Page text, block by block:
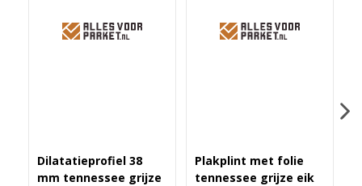
Dilatatieprofiel 38
mm tennessee grijze
Plakplint met folie
tennessee grijze eik